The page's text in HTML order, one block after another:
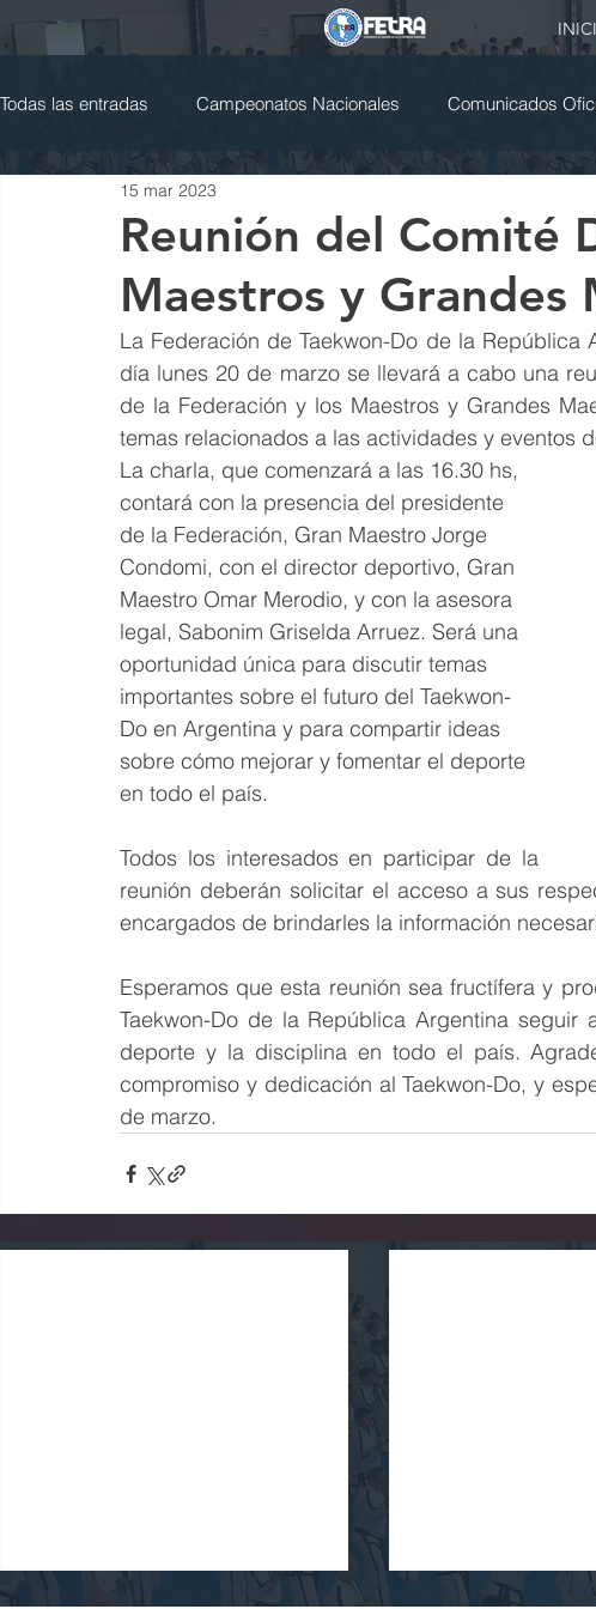
Todas las entradas Campeonatos Nacionales Comunicados
Jueces y Arbitros
Reunión del Comité
Maestros y Grandes
15 mar 2023
La Federación de Taekwon-Do de la
día lunes 20 de marzo se llevará a cabo una
de la Federación y los Maestros y Grandes
temas relacionados a las actividades y eventos
La charla, que comenzará a las 16.30 hs,
contará con la presencia del presidente
de la Federación, Gran Maestro Jorge
Condomi, con el director deportivo, Gran
Maestro Omar Merodio, y con la asesora
legal, Sabonim Griselda Arruez. Será una
oportunidad única para discutir temas
importantes sobre el futuro del Taekwon-
Do en Argentina y para compartir ideas
sobre cómo mejorar y fomentar el deporte
en todo el país.
Todos los interesados en participar de la
reunión deberán solicitar el acceso a sus
encargados de brindarles la información
Esperamos que esta reunión sea fructífera y
Taekwon-Do de la República Argentina
deporte y la disciplina en todo el país.
compromiso y dedicación al Taekwon-Do, y
de marzo.